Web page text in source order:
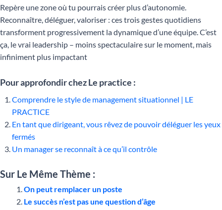
Repère une zone où tu pourrais créer plus d’autonomie.
Reconnaître, déléguer, valoriser : ces trois gestes quotidiens
transforment progressivement la dynamique d’une équipe. C’est
ça, le vrai leadership – moins spectaculaire sur le moment, mais
infiniment plus impactant
Pour approfondir chez Le practice :
Comprendre le style de management situationnel | LE
PRACTICE
En tant que dirigeant, vous rêvez de pouvoir déléguer les yeux
fermés
Un manager se reconnaît à ce qu’il contrôle
Sur Le Même Thème :
On peut remplacer un poste
Le succès n’est pas une question d’âge